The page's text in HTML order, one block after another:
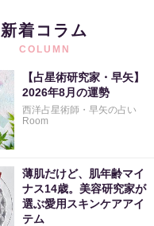
新着コラム
COLUMN
【占星術研究家・早矢】
2026年8月の運勢
西洋占星術師・早矢の占い
Room
薄肌だけど、肌年齢マイ
ナス14歳。美容研究家が
選ぶ愛用スキンケアアイ
テム